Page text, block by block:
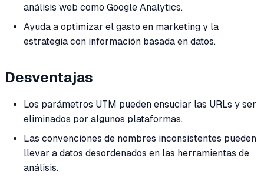
análisis web como Google Analytics.
Ayuda a optimizar el gasto en marketing y la
estrategia con información basada en datos.
Desventajas
Los parámetros UTM pueden ensuciar las URLs y ser
eliminados por algunos plataformas.
Las convenciones de nombres inconsistentes pueden
llevar a datos desordenados en las herramientas de
análisis.